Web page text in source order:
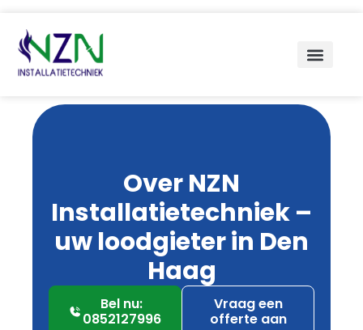
Over NZN
Installatietechniek –
uw loodgieter in Den
Haag
Bel nu:
0852127996
Vraag een
offerte aan